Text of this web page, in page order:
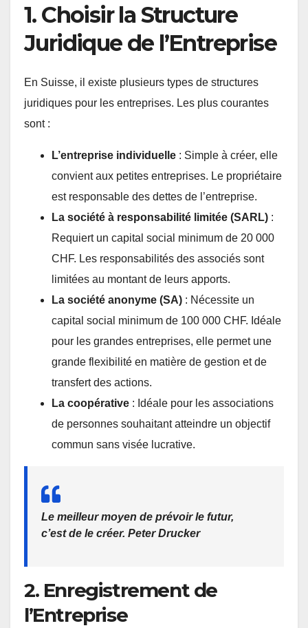
1. Choisir la Structure
Juridique de l’Entreprise
En Suisse, il existe plusieurs types de structures
juridiques pour les entreprises. Les plus courantes
sont :
L’entreprise individuelle : Simple à créer, elle
convient aux petites entreprises. Le propriétaire
est responsable des dettes de l’entreprise.
La société à responsabilité limitée (SARL) :
Requiert un capital social minimum de 20 000
CHF. Les responsabilités des associés sont
limitées au montant de leurs apports.
La société anonyme (SA) : Nécessite un
capital social minimum de 100 000 CHF. Idéale
pour les grandes entreprises, elle permet une
grande flexibilité en matière de gestion et de
transfert des actions.
La coopérative : Idéale pour les associations
de personnes souhaitant atteindre un objectif
commun sans visée lucrative.
Le meilleur moyen de prévoir le futur,
c’est de le créer. Peter Drucker
2. Enregistrement de
l’Entreprise